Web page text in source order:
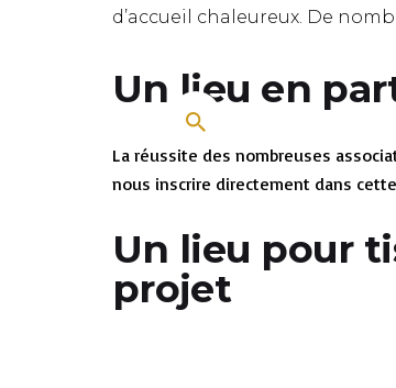
d’accueil chaleureux. De
Un lieu en
La réussite des nombreuses
nous inscrire directement dans
Un lieu pour
projet